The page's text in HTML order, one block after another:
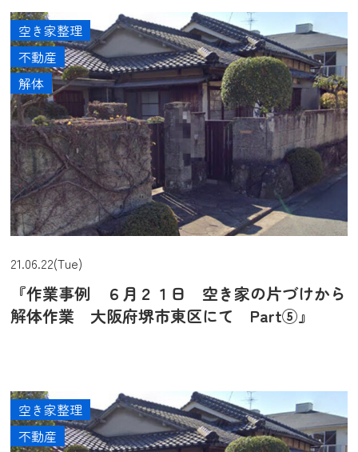
21.06.22(Tue)
『作業事例 ６月２１日 空き家の片づけから
解体作業 大阪府堺市東区にて Part⑤』
空き家整理
不動産
解体
空き家整理
不動産